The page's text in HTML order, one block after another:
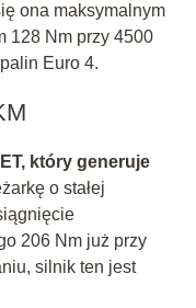
ona maksymalnym
128 Nm przy 4500
Euro 4.
który generuje
o stałej
206 Nm już przy
silnik ten jest